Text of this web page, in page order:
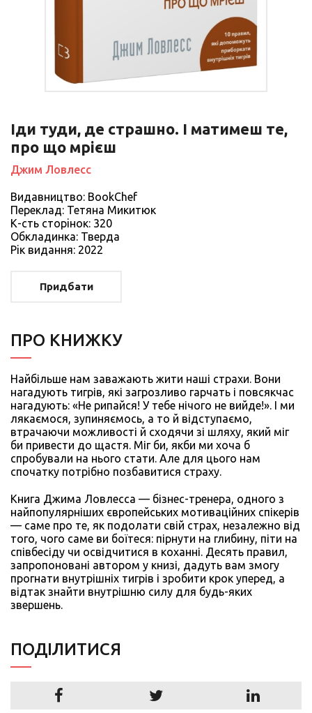
Іди туди, де страшно. І матимеш те,
про що мрієш
Джим Ловлесс
Видавництво: BookChef
Переклад: Тетяна Микитюк
К-сть сторiнок: 320
Обкладинка: Тверда
Рiк видання: 2022
Придбати
ПРО КНИЖКУ
Найбільше нам заважають жити наші страхи. Вони
нагадують тигрів, які загрозливо гарчать і повсякчас
нагадують: «Не рипайся! У тебе нічого не вийде!». І ми
лякаємося, зупиняємось, а то й відступаємо,
втрачаючи можливості й сходячи зі шляху, який міг
би привести до щастя. Міг би, якби ми хоча б
спробували на нього стати. Але для цього нам
спочатку потрібно позбавитися страху.
Книга Джима Ловлесса — бізнес-тренера, одного з
найпопулярніших європейських мотиваційних спікерів
— саме про те, як подолати свій страх, незалежно від
того, чого саме ви боїтеся: пірнути на глибину, піти на
співбесіду чи освідчитися в коханні. Десять правил,
запропоновані автором у книзі, дадуть вам змогу
прогнати внутрішніх тигрів і зробити крок уперед, а
відтак знайти внутрішню силу для будь-яких
звершень.
ПОДIЛИТИСЯ